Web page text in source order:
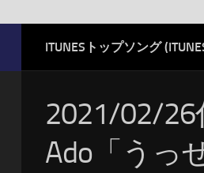
ITUNESトップソング
2021/02/26
Ado「うっ